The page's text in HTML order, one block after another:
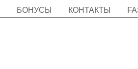
БОНУСЫ КОНТАКТЫ